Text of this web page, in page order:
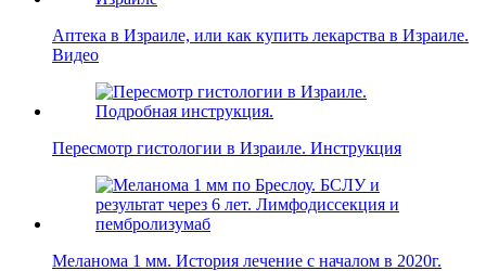
Аптека в Израиле, или как купить лекарства в Израиле.
Видео
Пересмотр гистологии в Израиле. Инструкция
Меланома 1 мм. История лечение с началом в 2020г.